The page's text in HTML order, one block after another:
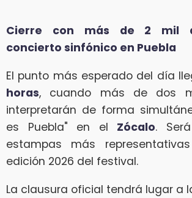
Cierre con más de 2 mil
concierto sinfónico en Puebla
El punto más esperado del día
horas, cuando más de dos
interpretarán de forma
es Puebla" en el Zócalo.
estampas más
edición 2026 del festival.
La clausura oficial tendrá lugar a